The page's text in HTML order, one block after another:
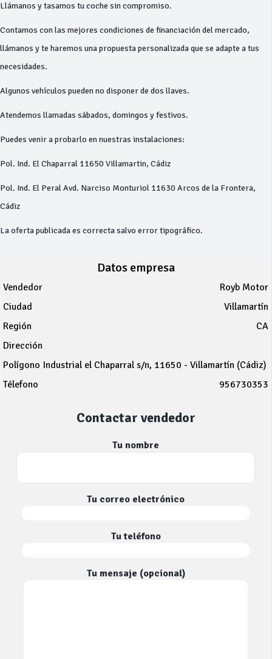
Llámanos y tasamos tu coche sin compromiso.
Contamos con las mejores condiciones de financiación del mercado,
llámanos y te haremos una propuesta personalizada que se adapte a tus
necesidades.
Algunos vehículos pueden no disponer de dos llaves.
Atendemos llamadas sábados, domingos y festivos.
Puedes venir a probarlo en nuestras instalaciones:
Pol. Ind. El Chaparral 11650 Villamartin, Cádiz
Pol. Ind. El Peral Avd. Narciso Monturiol 11630 Arcos de la Frontera,
Cádiz
La oferta publicada es correcta salvo error tipográfico.
Datos empresa
Vendedor
Royb Motor
Ciudad
Villamartín
Región
CA
Dirección
Polígono Industrial el Chaparral s/n, 11650 - Villamartín (Cádiz)
Télefono
956730353
Contactar vendedor
Tu nombre
Tu correo electrónico
Tu teléfono
Tu mensaje (opcional)